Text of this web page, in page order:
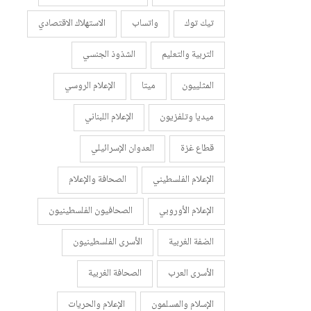
تيك توك
واتساب
الاستهلاك الاقتصادي
التربية والتعليم
الشذوذ الجنسي
المثلييون
ميتا
الإعلام الروسي
ميديا وتلفزيون
الإعلام اللبناني
قطاع غزة
العدوان الإسرائيلي
الإعلام الفلسطيني
الصحافة والإعلام
الإعلام الأوروبي
الصحافيون الفلسطينيون
الضفة الغربية
الأسرى الفلسطينيون
الأسرى العرب
الصحافة الغربية
الإسلام والمسلمون
الإعلام والحريات